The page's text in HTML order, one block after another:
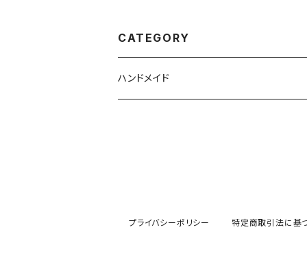
CATEGORY
ハンドメイド
プライバシーポリシー 特定商取引法に基